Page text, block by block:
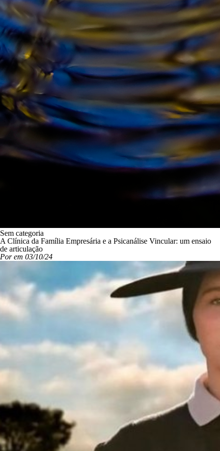
Sem categoria
A Clínica da Família Empresária e a Psicanálise Vincular: um ensaio
de articulação
Por em 03/10/24